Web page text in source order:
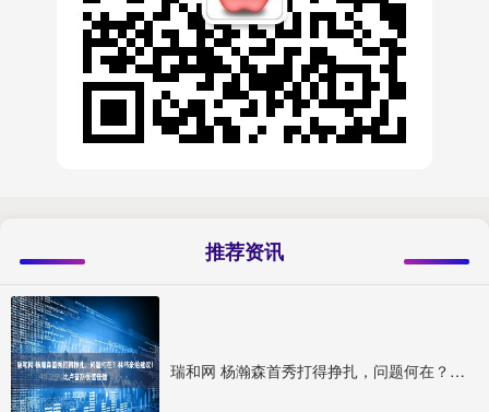
推荐资讯
瑞和网 杨瀚森首秀打得挣扎，问题何在？林书豪给建议！比卢普斯很信任他